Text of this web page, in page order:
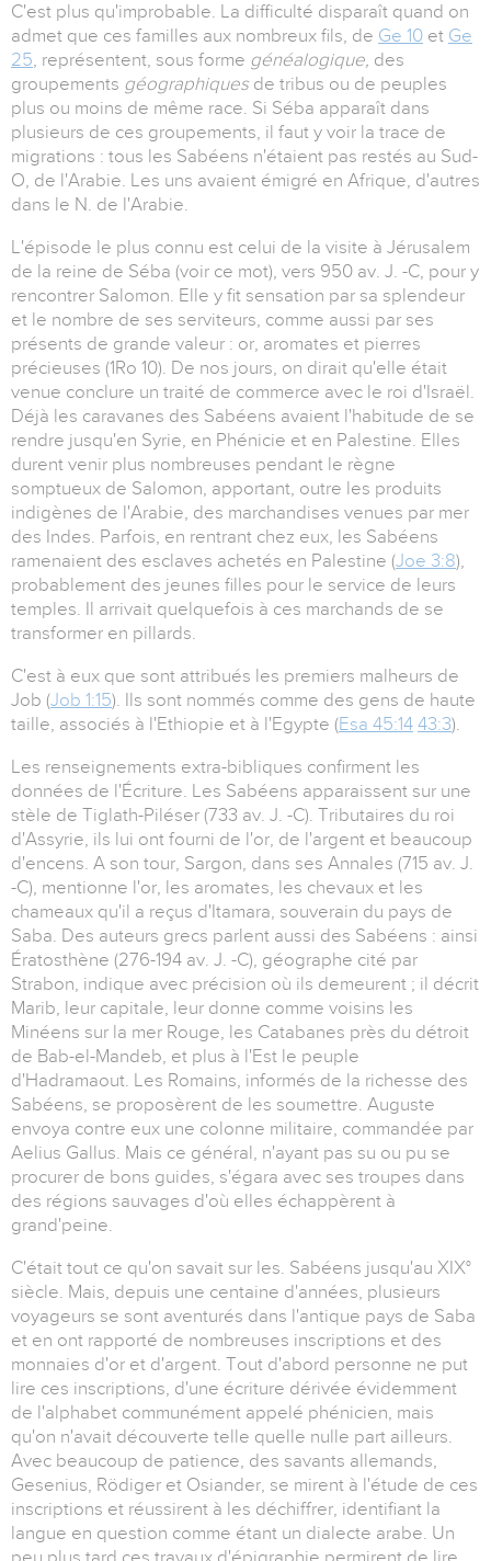
C'est plus qu'improbable. La difficulté disparaît quand on
admet que ces familles aux nombreux fils, de Ge 10 et Ge
25, représentent, sous forme généalogique, des
groupements géographiques de tribus ou de peuples
plus ou moins de même race. Si Séba apparaît dans
plusieurs de ces groupements, il faut y voir la trace de
migrations : tous les Sabéens n'étaient pas restés au Sud-
O, de l'Arabie. Les uns avaient émigré en Afrique, d'autres
dans le N. de l'Arabie.
L'épisode le plus connu est celui de la visite à Jérusalem
de la reine de Séba (voir ce mot), vers 950 av. J. -C, pour y
rencontrer Salomon. Elle y fit sensation par sa splendeur
et le nombre de ses serviteurs, comme aussi par ses
présents de grande valeur : or, aromates et pierres
précieuses (1Ro 10). De nos jours, on dirait qu'elle était
venue conclure un traité de commerce avec le roi d'Israël.
Déjà les caravanes des Sabéens avaient l'habitude de se
rendre jusqu'en Syrie, en Phénicie et en Palestine. Elles
durent venir plus nombreuses pendant le règne
somptueux de Salomon, apportant, outre les produits
indigènes de l'Arabie, des marchandises venues par mer
des Indes. Parfois, en rentrant chez eux, les Sabéens
ramenaient des esclaves achetés en Palestine (Joe 3:8),
probablement des jeunes filles pour le service de leurs
temples. Il arrivait quelquefois à ces marchands de se
transformer en pillards.
C'est à eux que sont attribués les premiers malheurs de
Job (Job 1:15). Ils sont nommés comme des gens de haute
taille, associés à l'Ethiopie et à l'Egypte (Esa 45:14 43:3).
Les renseignements extra-bibliques confirment les
données de l'Écriture. Les Sabéens apparaissent sur une
stèle de Tiglath-Piléser (733 av. J. -C). Tributaires du roi
d'Assyrie, ils lui ont fourni de l'or, de l'argent et beaucoup
d'encens. A son tour, Sargon, dans ses Annales (715 av. J.
-C), mentionne l'or, les aromates, les chevaux et les
chameaux qu'il a reçus d'Itamara, souverain du pays de
Saba. Des auteurs grecs parlent aussi des Sabéens : ainsi
Ératosthène (276-194 av. J. -C), géographe cité par
Strabon, indique avec précision où ils demeurent ; il décrit
Marib, leur capitale, leur donne comme voisins les
Minéens sur la mer Rouge, les Catabanes près du détroit
de Bab-el-Mandeb, et plus à l'Est le peuple
d'Hadramaout. Les Romains, informés de la richesse des
Sabéens, se proposèrent de les soumettre. Auguste
envoya contre eux une colonne militaire, commandée par
Aelius Gallus. Mais ce général, n'ayant pas su ou pu se
procurer de bons guides, s'égara avec ses troupes dans
des régions sauvages d'où elles échappèrent à
grand'peine.
C'était tout ce qu'on savait sur les. Sabéens jusqu'au XIX°
siècle. Mais, depuis une centaine d'années, plusieurs
voyageurs se sont aventurés dans l'antique pays de Saba
et en ont rapporté de nombreuses inscriptions et des
monnaies d'or et d'argent. Tout d'abord personne ne put
lire ces inscriptions, d'une écriture dérivée évidemment
de l'alphabet communément appelé phénicien, mais
qu'on n'avait découverte telle quelle nulle part ailleurs.
Avec beaucoup de patience, des savants allemands,
Gesenius, Rödiger et Osiander, se mirent à l'étude de ces
inscriptions et réussirent à les déchiffrer, identifiant la
langue en question comme étant un dialecte arabe. Un